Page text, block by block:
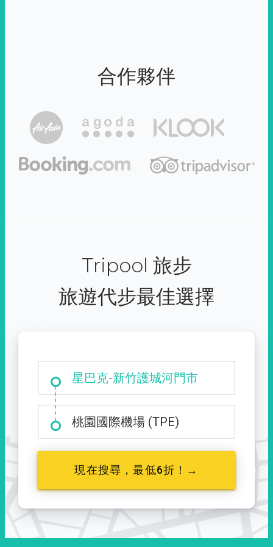
合作夥伴
Tripool 旅步
旅遊代步最佳選擇
星巴克-新竹護城河門市
大霸尖山登山口
桃園國際機場 (TPE)
現在搜尋，最低6折！→